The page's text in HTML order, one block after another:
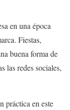
en una época
Fiestas,
buena forma de
las redes sociales,
práctica en este